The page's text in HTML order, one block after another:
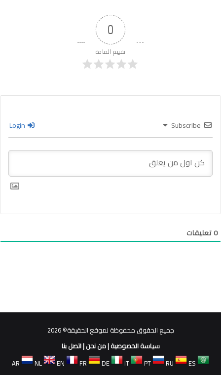
0
تقييم المادة
Subscribe
0تعليقات
جميع الحقوق محفوظة لموقع الحقيقة© 2026
سياسة الخصوصية|من نحن|اتصل بنا
AR
NL EN FR DE IT PT RU
ES